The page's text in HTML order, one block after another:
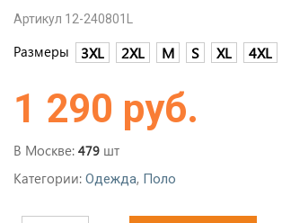
Артикул 12-240801L
Размеры 3XL 2XL M S XL 4XL
1 290 руб.
В Москве: 479 шт
Категории: Одежда, Поло